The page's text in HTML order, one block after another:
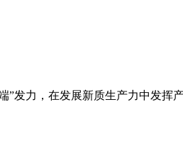
力，在发展新质生产力中发挥